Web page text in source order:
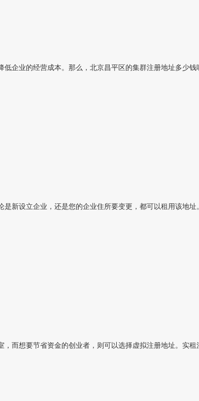
企业的经营成本。那么，北京昌平区的集群注册地址多少钱
新设立企业，还是您的企业住所要变更，都可以租用该地址
而想要节省资金的创业者，则可以选择虚拟注册地址。实租